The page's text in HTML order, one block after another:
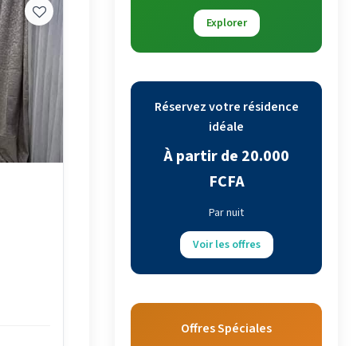
Explorer
Réservez votre résidence
idéale
À partir de 20.000
FCFA
Par nuit
Voir les offres
Offres Spéciales